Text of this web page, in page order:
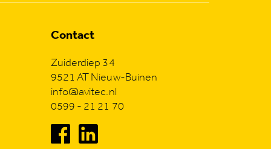
Contact
Zuiderdiep 34
9521 AT Nieuw-Buinen
info@avitec.nl
0599 - 21 21 70